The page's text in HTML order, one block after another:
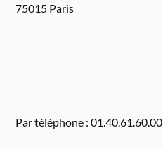
75015 Paris
Par téléphone : 01.40.61.60.00